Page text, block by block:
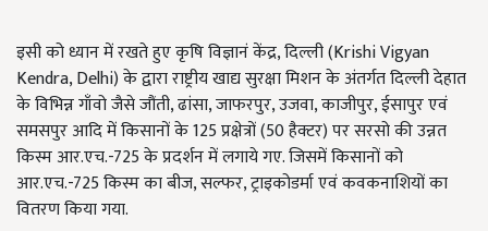
इसी को ध्यान में रखते हुए कृषि विज्ञानं केंद्र,दिल्ली (Krishi Vigyan
Kendra, Delhi) के द्वारा राष्ट्रीय खाद्य सुरक्षा मिशन के अंतर्गत दिल्ली देहात
के विभिन्न गाँवो जैसे जौंती,ढांसा,जाफरपुर,उजवा,काजीपुर,ईसापुर एवं
समसपुर आदि में किसानों के125प्रक्षेत्रों (50हैक्टर) पर सरसो की उन्नत
किस्म आर.एच.-725के प्रदर्शन में लगाये गए. जिसमें किसानों को
आर.एच.-725किस्म का बीज,सल्फर,ट्राइकोडर्मा एवं कवकनाशियों का
वितरण किया गया.